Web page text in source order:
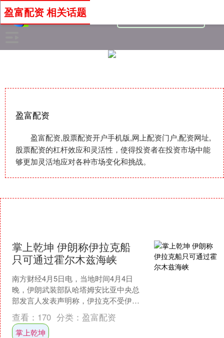
盈富配资
盈富配资,股票配资开户手机版,网上配资门户,配资网址,
股票配资的杠杆效应和灵活性，使得投资者在投资市场中能
够更加灵活地应对各种市场变化和挑战。
盈富配资 相关话题
掌上乾坤 伊朗称伊拉克船
只可通过霍尔木兹海峡
南方财经4月5日电，当地时间4月4日
晚，伊朗武装部队哈塔姆安比亚中央总
部发言人发表声明称，伊拉克不受伊朗
在霍尔木兹海峡实施的任何限制措施，
限制措施仅适用于“敌对....
查看： 170 分类： 盈富配资
掌上乾坤